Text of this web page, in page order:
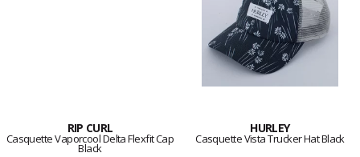
RIP CURL
Casquette Vaporcool Delta Flexfit Cap
Black
HURLEY
Casquette Vista Trucker Hat Black